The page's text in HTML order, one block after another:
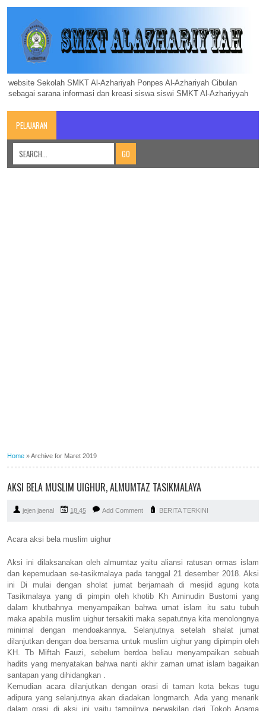
website Sekolah SMKT Al-Azhariyah Ponpes Al-Azhariyah Cibulan
sebagai sarana informasi dan kreasi siswa siswi SMKT Al-Azhariyyah
PELAJARAN
Home »Archive for Maret 2019
AKSI BELA MUSLIM UIGHUR, ALMUMTAZ TASIKMALAYA
jejen jaenal 18.45 Add Comment BERITA TERKINI
Acara aksi bela muslim uighur
Aksi ini dilaksanakan oleh almumtaz yaitu aliansi ratusan ormas islam
dan kepemudaan se-tasikmalaya pada tanggal 21 desember 2018. Aksi
ini Di mulai dengan sholat jumat berjamaah di mesjid agung kota
Tasikmalaya yang di pimpin oleh khotib Kh Aminudin Bustomi yang
dalam khutbahnya menyampaikan bahwa umat islam itu satu tubuh
maka apabila muslim uighur tersakiti maka sepatutnya kita menolongnya
minimal dengan mendoakannya. Selanjutnya setelah shalat jumat
dilanjutkan dengan doa bersama untuk muslim uighur yang dipimpin oleh
KH. Tb Miftah Fauzi, sebelum berdoa beliau menyampaikan sebuah
hadits yang menyatakan bahwa nanti akhir zaman umat islam bagaikan
santapan yang dihidangkan .
Kemudian acara dilanjutkan dengan orasi di taman kota bekas tugu
adipura yang selanjutnya akan diadakan longmarch. Ada yang menarik
dalam orasi di aksi ini yaitu tampilnya perwakilan dari Tokoh Agama